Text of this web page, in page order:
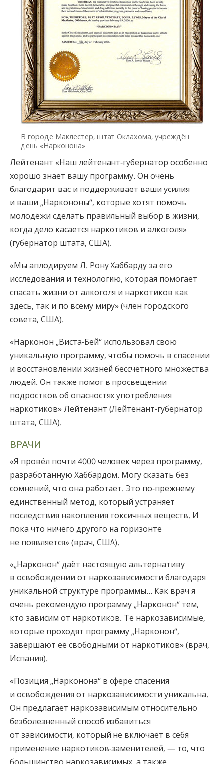
В городе Маклестер, штат Оклахома, учреждён
день «Нарконона»
Лейтенант «Наш лейтенант-губернатор особенно
хорошо знает вашу программу. Он очень
благодарит вас и поддерживает ваши усилия
и ваши „Наркононы“, которые хотят помочь
молодёжи сделать правильный выбор в жизни,
когда дело касается наркотиков и алкоголя»
(губернатор штата, США).
«Мы аплодируем Л. Рону Хаббарду за его
исследования и технологию, которая помогает
спасать жизни от алкоголя и наркотиков как
здесь, так и по всему миру» (член городского
совета, США).
«Нарконон „Виста-Бей“ использовал свою
уникальную программу, чтобы помочь в спасении
и восстановлении жизней бессчётного множества
людей. Он также помог в просвещении
подростков об опасностях употребления
наркотиков» Лейтенант (Лейтенант-губернатор
штата, США).
ВРАЧИ
«Я провёл почти 4000 человек через программу,
разработанную Хаббардом. Могу сказать без
сомнений, что она работает. Это по-прежнему
единственный метод, который устраняет
последствия накопления токсичных веществ. И
пока что ничего другого на горизонте
не появляется» (врач, США).
«„Нарконон“ даёт настоящую альтернативу
в освобождении от наркозависимости благодаря
уникальной структуре программы... Как врач я
очень рекомендую программу „Нарконон“ тем,
кто зависим от наркотиков. Те наркозависимые,
которые проходят программу „Нарконон“,
завершают её свободными от наркотиков» (врач,
Испания).
«Позиция „Нарконона“ в сфере спасения
и освобождения от наркозависимости уникальна.
Он предлагает наркозависимым относительно
безболезненный способ избавиться
от зависимости, который не включает в себя
применение наркотиков-заменителей, — то, что
большинство наркозависимых, а также